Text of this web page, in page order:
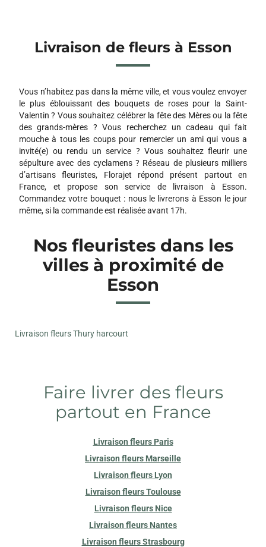
Livraison de fleurs à Esson
Vous n’habitez pas dans la même ville, et vous voulez envoyer
le plus éblouissant des bouquets de roses pour la Saint-
Valentin ? Vous souhaitez célébrer la fête des Mères ou la fête
des grands-mères ? Vous recherchez un cadeau qui fait
mouche à tous les coups pour remercier un ami qui vous a
invité(e) ou rendu un service ? Vous souhaitez fleurir une
sépulture avec des cyclamens ? Réseau de plusieurs milliers
d’artisans fleuristes, Florajet répond présent partout en
France, et propose son service de livraison à Esson.
Commandez votre bouquet : nous le livrerons à Esson le jour
même, si la commande est réalisée avant 17h.
Nos fleuristes dans les
villes à proximité de
Esson
Livraison fleurs Thury harcourt
Faire livrer des fleurs
partout en France
Livraison fleurs Paris
Livraison fleurs Marseille
Livraison fleurs Lyon
Livraison fleurs Toulouse
Livraison fleurs Nice
Livraison fleurs Nantes
Livraison fleurs Strasbourg